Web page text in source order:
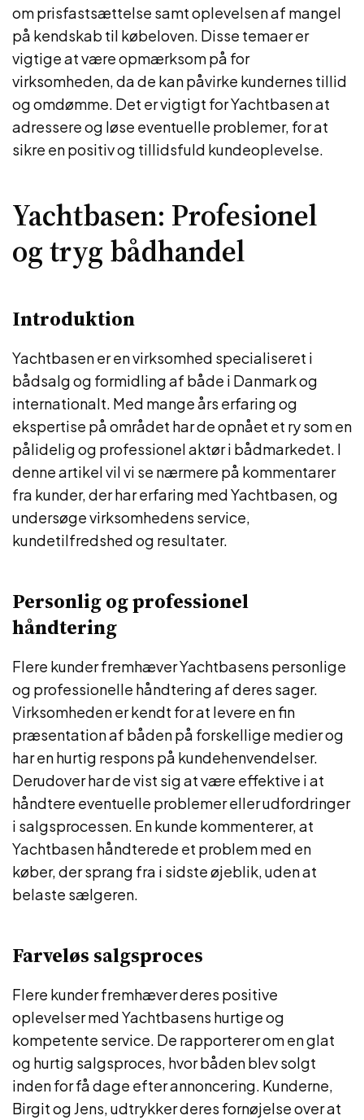
om prisfastsættelse samt oplevelsen af mangel
på kendskab til købeloven. Disse temaer er
vigtige at være opmærksom på for
virksomheden, da de kan påvirke kundernes tillid
og omdømme. Det er vigtigt for Yachtbasen at
adressere og løse eventuelle problemer, for at
sikre en positiv og tillidsfuld kundeoplevelse.
Yachtbasen: Profesionel
og tryg bådhandel
Introduktion
Yachtbasen er en virksomhed specialiseret i
bådsalg og formidling af både i Danmark og
internationalt. Med mange års erfaring og
ekspertise på området har de opnået et ry som en
pålidelig og professionel aktør i bådmarkedet. I
denne artikel vil vi se nærmere på kommentarer
fra kunder, der har erfaring med Yachtbasen, og
undersøge virksomhedens service,
kundetilfredshed og resultater.
Personlig og professionel
håndtering
Flere kunder fremhæver Yachtbasens personlige
og professionelle håndtering af deres sager.
Virksomheden er kendt for at levere en fin
præsentation af båden på forskellige medier og
har en hurtig respons på kundehenvendelser.
Derudover har de vist sig at være effektive i at
håndtere eventuelle problemer eller udfordringer
i salgsprocessen. En kunde kommenterer, at
Yachtbasen håndterede et problem med en
køber, der sprang fra i sidste øjeblik, uden at
belaste sælgeren.
Farveløs salgsproces
Flere kunder fremhæver deres positive
oplevelser med Yachtbasens hurtige og
kompetente service. De rapporterer om en glat
og hurtig salgsproces, hvor båden blev solgt
inden for få dage efter annoncering. Kunderne,
Birgit og Jens, udtrykker deres fornøjelse over at